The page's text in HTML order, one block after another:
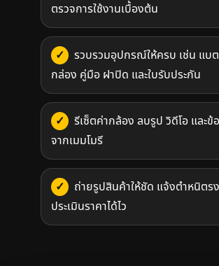
ตรวจการใช้งานเบื้องต้น
รวบรวมอุปกรณ์ให้ครบ เช่น แบ
กล่อง คู่มือ ฝาปิด และใบรับประกัน
รีเซ็ตค่ากล้อง ลบรูป วิดีโอ และ
จากเมมโมรี
ถ่ายรูปสินค้าให้ชัด แจ้งตำหนิตร
ประเมินราคาได้ไว